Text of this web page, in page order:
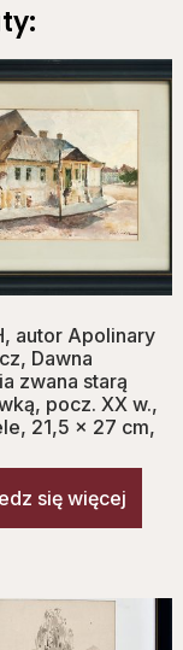
autor Apolinary
Dawna
zwana starą
pocz. XX w.,
21,5 x 27 cm,
się więcej